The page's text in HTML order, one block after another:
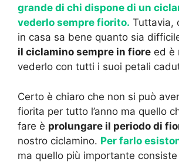
grande di chi dispone di un
vederlo sempre fiorito. Tuttavia,
in casa sa bene quanto sia
il ciclamino sempre in fiore ed è
vederlo con tutti i suoi petali
Certo è chiaro che non si può
fiorita per tutto l’anno ma quello
fare è prolungare il periodo di
nostro ciclamino. Per farlo
ma quello più importante